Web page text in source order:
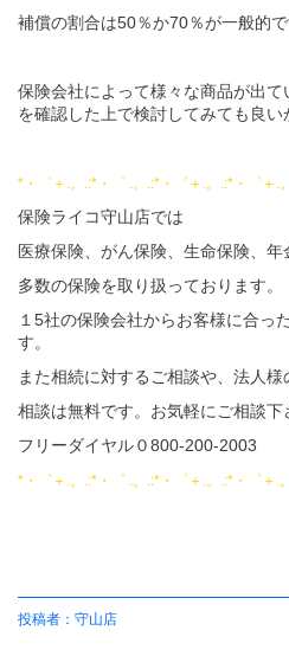
補償の割合は50％か70％が一般的で
保険会社によって様々な商品が出
を確認した上で検討してみても良い
*・゜＋.。.:*・゜ .。.:*・゜＋.。.:*・゜＋.
保険ライコ守山店では
医療保険、がん保険、生命保険、年
多数の保険を取り扱っております。
１5社の保険会社からお客様に合っ
す。
また相続に対するご相談や、法人様
相談は無料です。お気軽にご相談下
フリーダイヤル０800-200-2003
*・゜＋.。.:*・゜ .。.:*・゜＋.。.:*・゜＋.
投稿者：守山店